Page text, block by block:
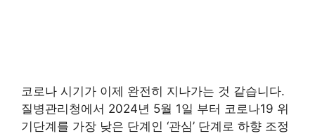
코로나 시기가 이제 완전히 지나가는 것 같습니다.
질병관리청에서 2024년 5월 1일 부터 코로나19 위
기단계를 가장 낮은 단계인 ‘관심’ 단계로 하향 조정